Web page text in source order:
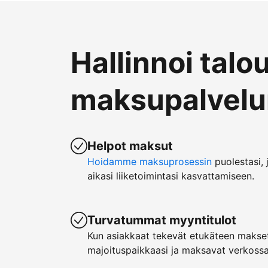
Hallinnoi
Helpot maksut
Hoidamme maksuprosessin puolestasi,
aikasi liiketoimintasi kasvattamiseen.
Turvatummat myyntitulot
Kun asiakkaat tekevät etukäteen
majoituspaikkaasi ja maksavat